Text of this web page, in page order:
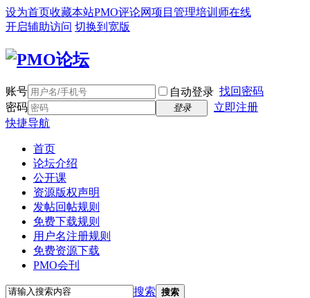
设为首页收藏本站PMO评论网项目管理培训师在线
开启辅助访问 切换到宽版
账号 自动登录 找回密码
密码
登录
立即注册
快捷导航
首页
论坛介绍
公开课
资源版权声明
发帖回帖规则
免费下载规则
用户名注册规则
免费资源下载
PMO会刊
搜索 搜索